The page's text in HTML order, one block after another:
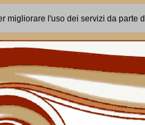
migliorare l'uso dei servizi da parte